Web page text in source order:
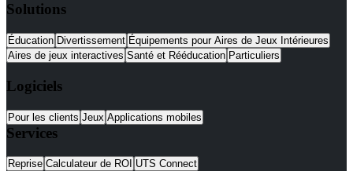
Solutions
Éducation Divertissement Équipements pour Aires de Jeux Intérieures
Aires de jeux interactives Santé et Rééducation Particuliers
Logiciels
Pour les clients Jeux Applications mobiles
Services
Reprise Calculateur de ROI UTS Connect